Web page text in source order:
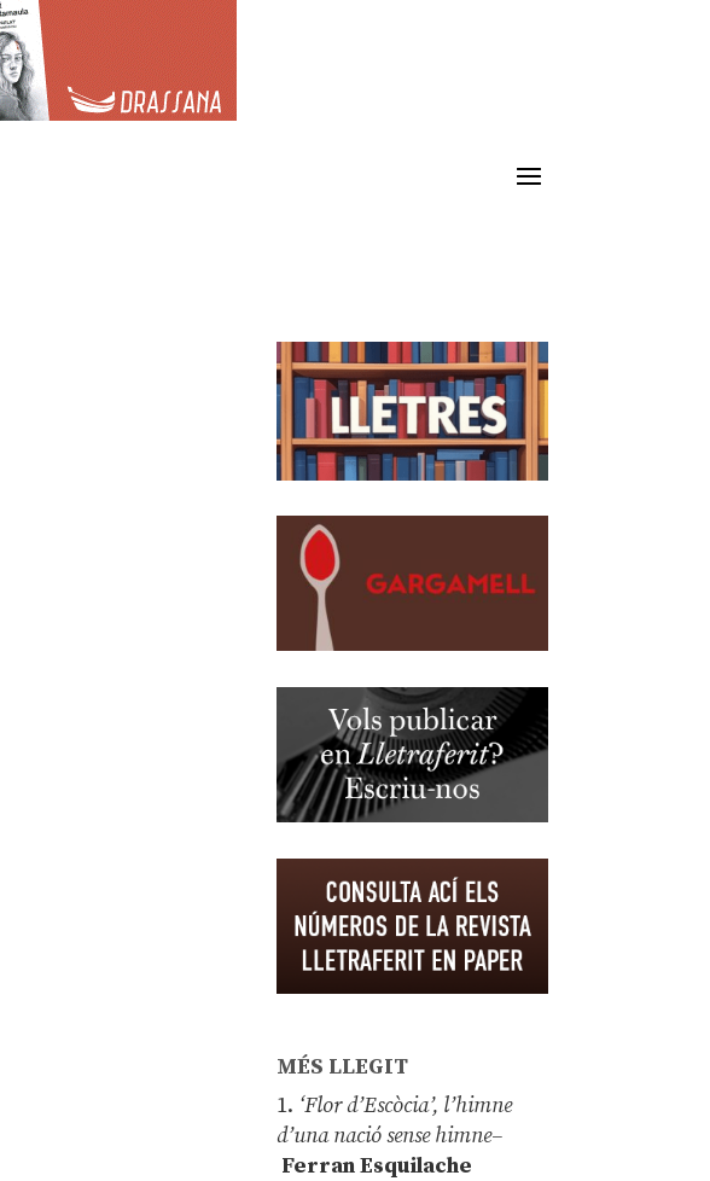
MÉS LLEGIT
1. ‘Flor d’Escòcia’, l’himne
d’una nació sense himne–
Ferran Esquilache